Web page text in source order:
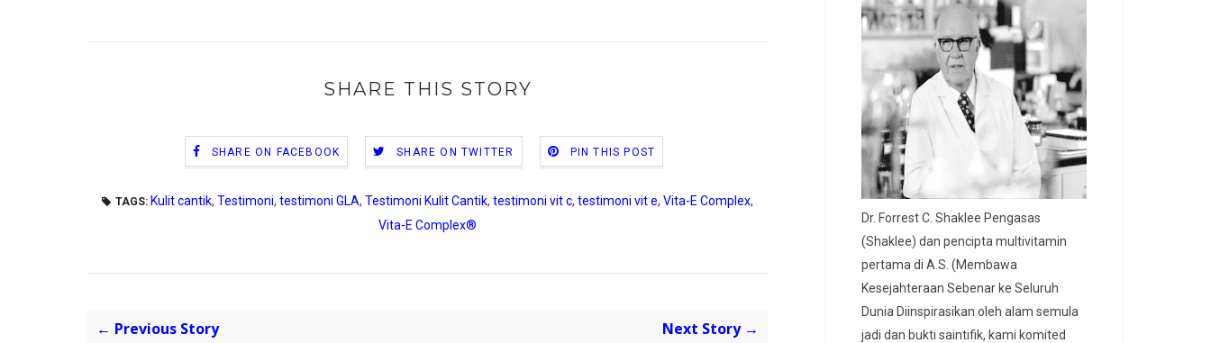
SHARE THIS STORY
SHARE ON FACEBOOK SHARE ON TWITTER PIN THIS POST
TAGS: Kulit cantik, Testimoni, testimoni GLA, Testimoni Kulit Cantik, testimoni vit c, testimoni vit e, Vita-E Complex,
Vita-E Complex®
← Previous Story Next Story →
Dr. Forrest C. Shaklee Pengasas
(Shaklee) dan pencipta multivitamin
pertama di A.S. (Membawa
Kesejahteraan Sebenar ke Seluruh
Dunia Diinspirasikan oleh alam semula
jadi dan bukti saintifik, kami komited